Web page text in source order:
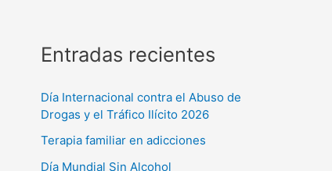
Entradas recientes
Día Internacional contra el Abuso de
Drogas y el Tráfico Ilícito 2026
Terapia familiar en adicciones
Día Mundial Sin Alcohol